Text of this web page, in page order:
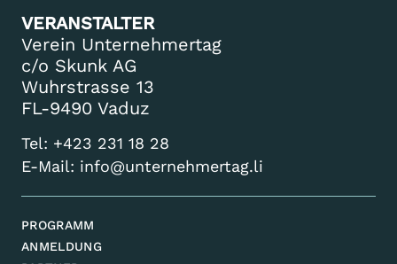
VERANSTALTER
Verein Unternehmertag
c/o Skunk AG
Wuhrstrasse 13
FL-9490 Vaduz
Tel: +423 231 18 28
E-Mail: info@unternehmertag.li
PROGRAMM
ANMELDUNG